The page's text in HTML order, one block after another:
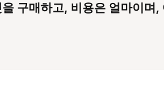
구매하고, 비용은 얼마이며,